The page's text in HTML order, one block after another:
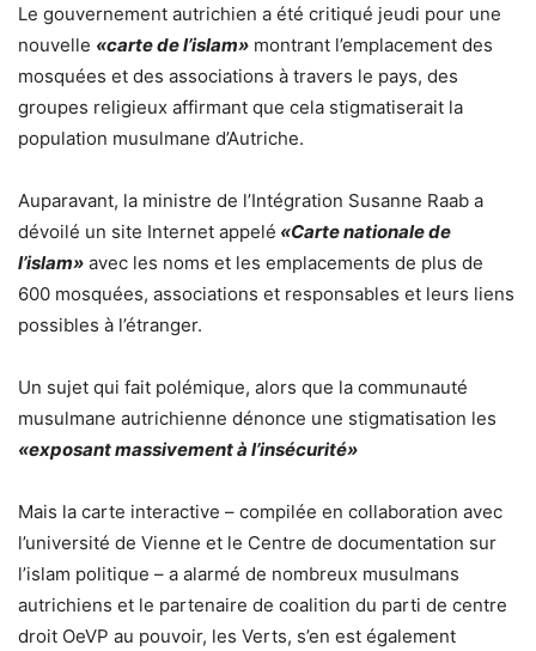
Le gouvernement autrichien a été critiqué jeudi pour une
nouvelle «carte de l’islam» montrant l’emplacement des
mosquées et des associations à travers le pays, des
groupes religieux affirmant que cela stigmatiserait la
population musulmane d’Autriche.
Auparavant, la ministre de l’Intégration Susanne Raab a
dévoilé un site Internet appelé «Carte nationale de
l’islam» avec les noms et les emplacements de plus de
600 mosquées, associations et responsables et leurs liens
possibles à l’étranger.
Un sujet qui fait polémique, alors que la communauté
musulmane autrichienne dénonce une stigmatisation les
«exposant massivement à l’insécurité»
Mais la carte interactive – compilée en collaboration avec
l’université de Vienne et le Centre de documentation sur
l’islam politique – a alarmé de nombreux musulmans
autrichiens et le partenaire de coalition du parti de centre
droit OeVP au pouvoir, les Verts, s’en est également